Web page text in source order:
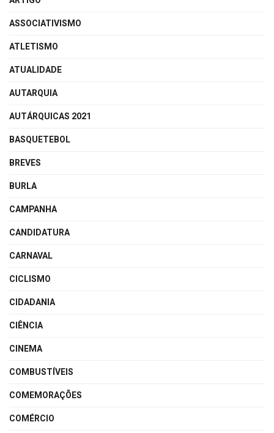
ASSOCIATIVISMO
ATLETISMO
ATUALIDADE
AUTARQUIA
AUTÁRQUICAS 2021
BASQUETEBOL
BREVES
BURLA
CAMPANHA
CANDIDATURA
CARNAVAL
CICLISMO
CIDADANIA
CIÊNCIA
CINEMA
COMBUSTÍVEIS
COMEMORAÇÕES
COMÉRCIO